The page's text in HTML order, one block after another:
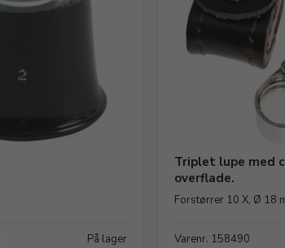
På lager
Triplet lupe med
overflade.
Forstørrer 10 X, Ø 18
Varenr. 158490